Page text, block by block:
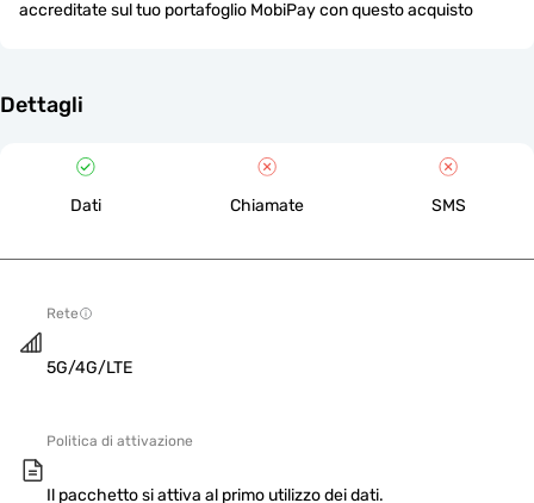
accreditate sul tuo portafoglio MobiPay con questo acquisto
Dettagli
Dati Chiamate SMS
Rete
5G/4G/LTE
Politica di attivazione
Il pacchetto si attiva al primo utilizzo dei dati.